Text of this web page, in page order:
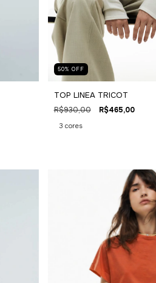
50% OFF
TOP LINEA TRICOT
R$930,00 R$465,00
3 cores